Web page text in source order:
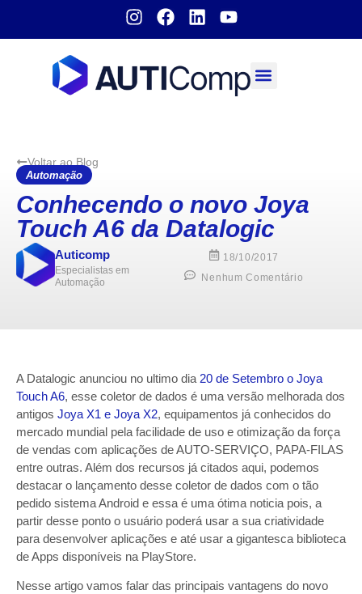
Voltar ao Blog
Automação
Conhecendo o novo Joya
Touch A6 da Datalogic
Auticomp
Especialistas em
Automação
18/10/2017
Nenhum Comentário
A Datalogic anunciou no ultimo dia 20 de Setembro o Joya
Touch A6, esse coletor de dados é uma versão melhorada dos
antigos Joya X1 e Joya X2, equipamentos já conhecidos do
mercado mundial pela facilidade de uso e otimização da força
de vendas com aplicações de AUTO-SERVIÇO, PAPA-FILAS
entre outras. Além dos recursos já citados aqui, podemos
destacar o lançamento desse coletor de dados com o tão
pedido sistema Android e essa é uma ótima noticia pois, a
partir desse ponto o usuário poderá usar a sua criatividade
para desenvolver aplicações e até usar a gigantesca biblioteca
de Apps disponíveis na PlayStore.
Nesse artigo vamos falar das principais vantagens do novo